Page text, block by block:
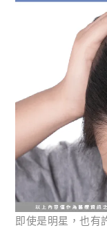
即使是明星，也有